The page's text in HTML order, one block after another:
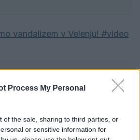
Process My Personal
of the sale, sharing to third parties, or
or sensitive information for
vandalizem v Velenju! #video
členu Kazenskega zakonika je
ali nezakonitimi vsebinami
Pravila komentiranja →